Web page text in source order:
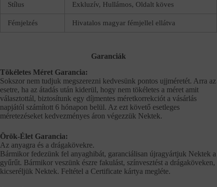
Stílus Exkluzív, Hullámos, Oldalt köves
Fémjelzés Hivatalos magyar fémjellel ellátva
Garanciák
Tökéletes Méret Garancia:
Sokszor nem tudjuk megszerezni kedvesünk pontos ujjméretét. Arra az
esetre, ha az átadás után kiderül, hogy nem tökéletes a méret amit
választottál, biztosítunk egy díjmentes méretkorrekciót a vásárlás
napjától számított 6 hónapon belül. Az ezt követő esetleges
méretezéseket kedvezményes áron végezzük Nektek.
Örök-Élet Garancia:
Az anyagra és a drágakövekre.
Bármikor fedezünk fel anyaghibát, garanciálisan újragyártjuk Nektek a
gyűrűt. Bármikor veszünk észre fakulást, színvesztést a drágaköveken,
kicseréljük Nektek. Feltétel a Certificate kártya megléte.